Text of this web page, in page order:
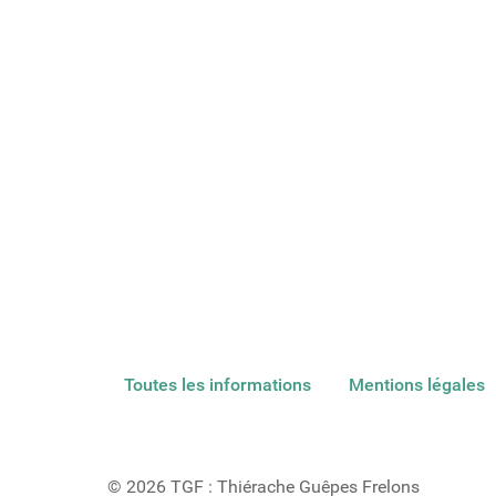
Toutes les informations Mentions légales
© 2026 TGF : Thiérache Guêpes Frelons